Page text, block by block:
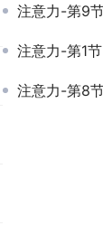
注意力-第9
注意力-第1
注意力-第8